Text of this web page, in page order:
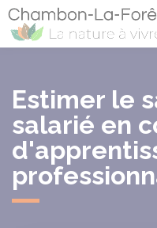
Estimer le
salarié en